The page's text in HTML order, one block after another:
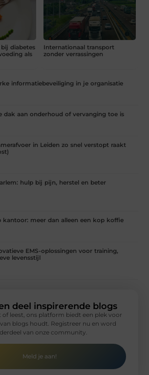
diabetes
als
Internationaal transport
zonder verrassingen
informatiebeveiliging in je organisatie
dak aan onderhoud of vervanging toe is
in Leiden zo snel verstopt raakt
hulp bij pijn, herstel en beter
kantoor: meer dan alleen een kop koffie
EMS-oplossingen voor training,
levensstijl
deel inspirerende blogs
of leest, ons platform biedt een plek voor
blogs houdt. Registreer nu en word
van onze community.
Meld je aan!